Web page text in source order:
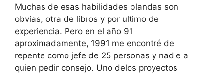
Muchas de esas habilidades blandas son
obvias, otra de libros y por ultimo de
experiencia. Pero en el año 91
aproximadamente, 1991 me encontré de
repente como jefe de 25 personas y nadie a
quien pedir consejo. Uno delos proyectos